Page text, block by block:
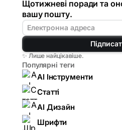
Щотижневі поради та
вашу пошту.
✨ Лише найцікавіше.
Популярні теги
AI Інструменти
Статті
AI Дизайн
Шрифти